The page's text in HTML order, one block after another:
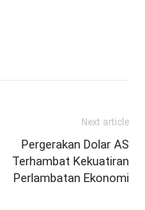
Next article
Pergerakan Dolar AS
Terhambat Kekuatiran
Perlambatan Ekonomi